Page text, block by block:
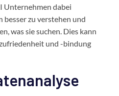
Unternehmen dabei
zu verstehen und
was sie suchen. Dies kann
und -bindung